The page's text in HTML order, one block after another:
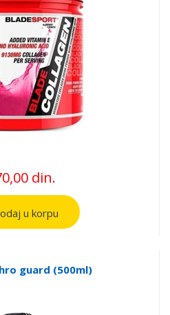
din.
u korpu
guard (500ml)